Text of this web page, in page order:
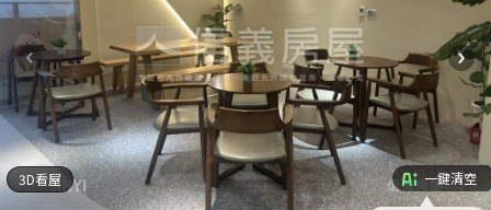
3D看屋 一鍵清空